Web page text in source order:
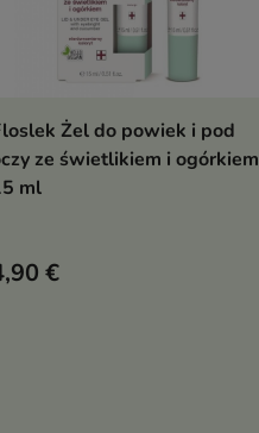
Pokaż szczegóły
Żel do powiek i pod
ze świetlikiem i ogórkiem
ml
€